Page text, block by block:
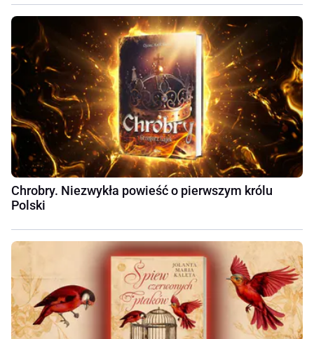
Chrobry. Niezwykła powieść o pierwszym królu
Polski